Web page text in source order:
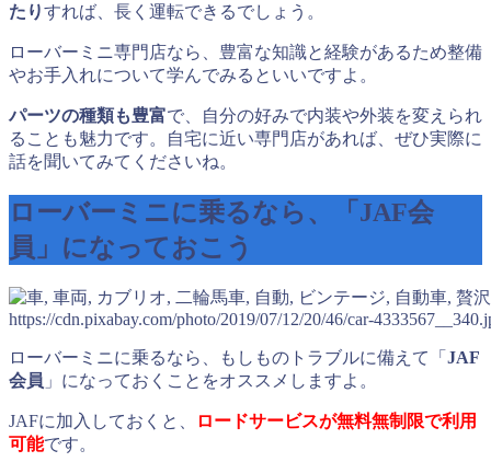
たりすれば、長く運転できるでしょう。
ローバーミニ専門店なら、豊富な知識と経験があるため整備
やお手入れについて学んでみるといいですよ。
パーツの種類も豊富で、自分の好みで内装や外装を変えられ
ることも魅力です。自宅に近い専門店があれば、ぜひ実際に
話を聞いてみてくださいね。
ローバーミニに乗るなら、「JAF会
員」になっておこう
https://cdn.pixabay.com/photo/2019/07/12/20/46/car-
ローバーミニに乗るなら、もしものトラブルに備えて「 JAF
会員 」になっておくことをオススメしますよ。
JAFに加入しておくと、
ロードサービスが無料無制限で利用
可能です。